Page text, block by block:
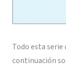
Todo esta serie
continuación